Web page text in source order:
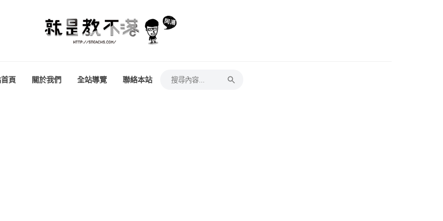
頁 關於我們 全站導覽 聯絡本站